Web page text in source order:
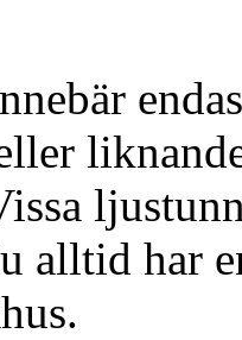
alltid har